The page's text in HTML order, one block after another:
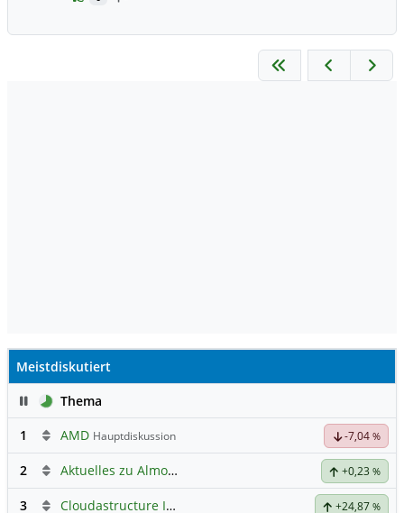
Meistdiskutiert
PauseThema
1
AMD Hauptdiskussion -7,04 %
2 Aktuelles zu Almonty Industries +0,23 %
3 Cloudastructure Inc Registered Shs-A- Hauptdiskussion
+24,87 %